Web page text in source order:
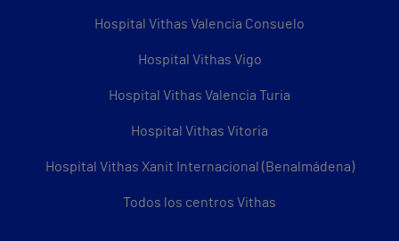
Hospital Vithas Valencia Consuelo
Hospital Vithas Vigo
Hospital Vithas Valencia Turia
Hospital Vithas Vitoria
Hospital Vithas Xanit Internacional (Benalmádena)
Todos los centros Vithas